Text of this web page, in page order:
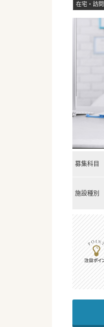
在宅・訪問
募集科目
施設種別